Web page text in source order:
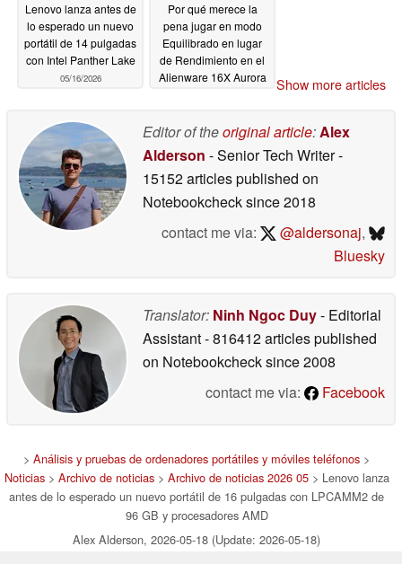
Lenovo lanza antes de
lo esperado un nuevo
portátil de 14 pulgadas
con Intel Panther Lake
05/16/2026
Por qué merece la
pena jugar en modo
Equilibrado en lugar
de Rendimiento en el
Alienware 16X Aurora
Show more articles
Editor of theoriginal article:Alex
Alderson - Senior Tech Writer-
15152 articles published on
Notebookchecksince 2018
contact me via:
@aldersonaj,
Bluesky
Translator: Ninh Ngoc Duy- Editorial
Assistant- 816412 articles published
on Notebookchecksince 2008
contact me via:
Facebook
> Análisis y pruebas de ordenadores portátiles y móviles teléfonos >
Noticias> Archivo de noticias> Archivo de noticias 2026 05> Lenovo lanza
antes de lo esperado un nuevo portátil de 16 pulgadas con LPCAMM2 de
96 GB y procesadores AMD
Alex Alderson, 2026-05-18 (Update: 2026-05-18)